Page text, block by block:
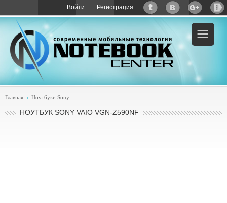
Войти Регистрация
Пример:купить Sony VAIO VGN-Z590NF
Главная Ноутбуки Sony
НОУТБУК SONY VAIO VGN-Z590NF